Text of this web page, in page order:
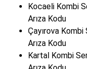
Kocaeli Kombi
Arıza Kodu
Çayırova
Arıza Kodu
Kartal Kombi